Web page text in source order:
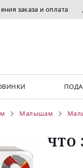
заказа и оплата
Малышам
ЧТО